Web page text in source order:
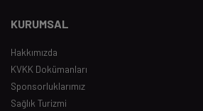
KURUMSAL
Hakkımızda
KVKK Dokümanları
Sponsorluklarımız
Sağlık Turizmi